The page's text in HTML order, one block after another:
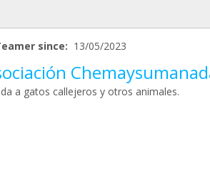
since: 13/05/2023
a gatos callejeros y otros animales.